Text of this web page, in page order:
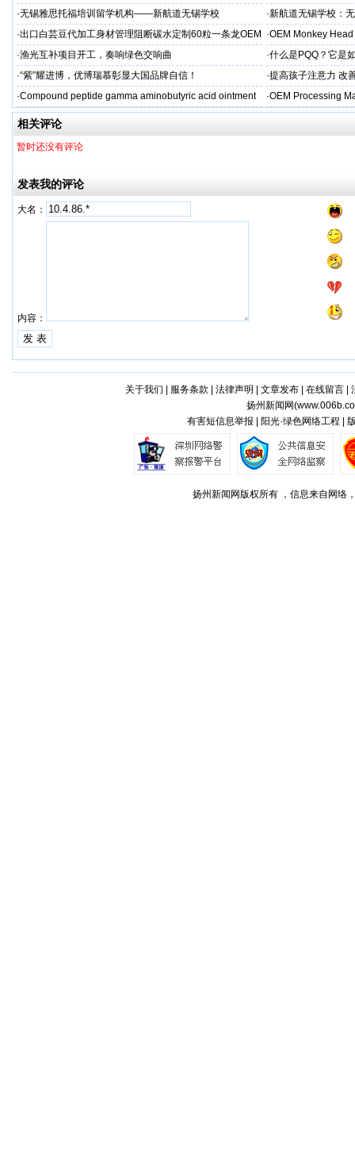
州学校
率领先
·无锡雅思托福培训留学机构——新航道无锡学校 ·新航道无锡学校：
·出口白芸豆代加工身材管理阻断碳水定制60粒一条龙OEM
贴牌
·OEM Monkey
aps
·渔光互补项目开工，奏响绿色交响曲 ·什么是PQQ？它是
·“紫”耀进博，优博瑞慕彰显大国品牌自信！ ·提高孩子注意力 改
·Compound peptide gamma aminobutyric acid ointment ·OEM Processing
相关评论
暂时还没有评论
发表我的评论
大名：
内容：
关于我们 服务条款 法律声明 文章发布| 在线留言|
扬州新闻网(
有害短信息举报 | 阳光·绿色网络工程 |
扬州新闻网版权所有 ，信息来自网络